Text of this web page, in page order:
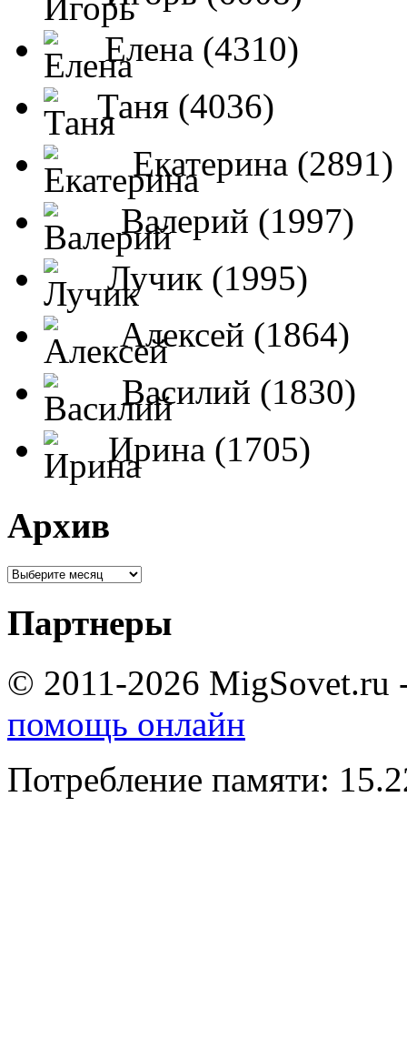
Елена (4310)
Таня (4036)
Екатерина (2891)
Валерий (1997)
Лучик (1995)
Алексей (1864)
Василий (1830)
Ирина (1705)
Архив
Партнеры
© 2011-2026 MigSovet.ru
помощь онлайн
Потребление памяти: